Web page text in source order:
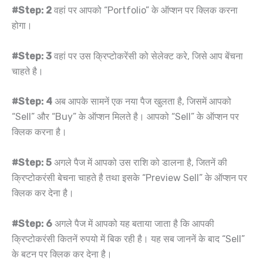
#Step: 2 वहां पर आपको “Portfolio” के ऑप्शन पर क्लिक करना
होगा।
#Step: 3 वहां पर उस क्रिप्टोकरेंसी को सेलेक्ट करे, जिसे आप बेंचना
चाहते है।
#Step: 4 अब आपके सामनें एक नया पैज खुलता है, जिसमें आपको
“Sell” और “Buy” के ऑप्शन मिलते है। आपको “Sell” के ऑप्शन पर
क्लिक करना है।
#Step: 5 अगले पैज में आपको उस राशि को डालना है, जितनें की
क्रिप्टोकरंसी बेचना चाहते है तथा इसके “Preview Sell” के ऑप्शन पर
क्लिक कर देना है।
#Step: 6 अगले पैज में आपको यह बताया जाता है कि आपकी
क्रिप्टोकरंसी कितनें रुपयो में बिक रही है। यह सब जाननें के बाद “Sell”
के बटन पर क्लिक कर देना है।